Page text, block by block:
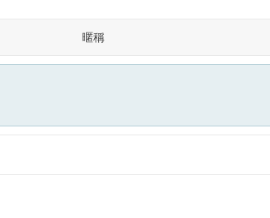
暱稱